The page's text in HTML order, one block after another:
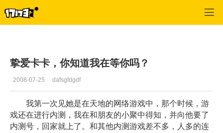
挚爱卡卡，你知道我在等你吗？
2008-07-25 dafsgfdgdf
我第一次见她是在天地的网络游戏中，那个时候，游
戏还在进行内测，我在和朋友的小聚中得知，并向他要了
内测号，回家就上了。和其他内测游戏差不多，人多的连